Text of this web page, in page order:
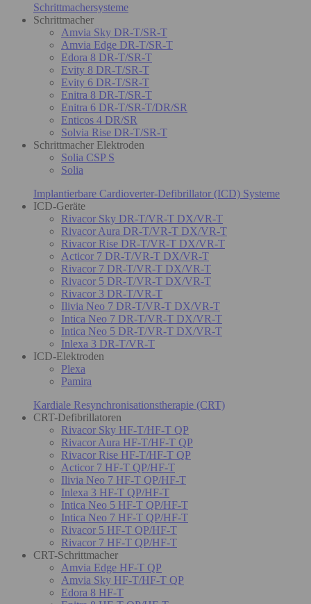
Schrittmachersysteme
Schrittmacher
Amvia Sky DR-T/SR-T
Amvia Edge DR-T/SR-T
Edora 8 DR-T/SR-T
Evity 8 DR-T/SR-T
Evity 6 DR-T/SR-T
Enitra 8 DR-T/SR-T
Enitra 6 DR-T/SR-T/DR/SR
Enticos 4 DR/SR
Solvia Rise DR-T/SR-T
Schrittmacher Elektroden
Solia CSP S
Solia
Implantierbare Cardioverter-Defibrillator (ICD) Systeme
ICD-Geräte
Rivacor Sky DR-T/VR-T DX/VR-T
Rivacor Aura DR-T/VR-T DX/VR-T
Rivacor Rise DR-T/VR-T DX/VR-T
Acticor 7 DR-T/VR-T DX/VR-T
Rivacor 7 DR-T/VR-T DX/VR-T
Rivacor 5 DR-T/VR-T DX/VR-T
Rivacor 3 DR-T/VR-T
Ilivia Neo 7 DR-T/VR-T DX/VR-T
Intica Neo 7 DR-T/VR-T DX/VR-T
Intica Neo 5 DR-T/VR-T DX/VR-T
Inlexa 3 DR-T/VR-T
ICD-Elektroden
Plexa
Pamira
Kardiale Resynchronisationstherapie (CRT)
CRT-Defibrillatoren
Rivacor Sky HF-T/HF-T QP
Rivacor Aura HF-T/HF-T QP
Rivacor Rise HF-T/HF-T QP
Acticor 7 HF-T QP/HF-T
Ilivia Neo 7 HF-T QP/HF-T
Inlexa 3 HF-T QP/HF-T
Intica Neo 5 HF-T QP/HF-T
Intica Neo 7 HF-T QP/HF-T
Rivacor 5 HF-T QP/HF-T
Rivacor 7 HF-T QP/HF-T
CRT-Schrittmacher
Amvia Edge HF-T QP
Amvia Sky HF-T/HF-T QP
Edora 8 HF-T